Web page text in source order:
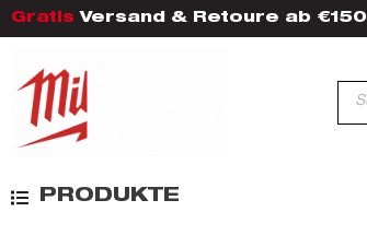
Gratis Versand & Retoure ab €150
PRODUKTE